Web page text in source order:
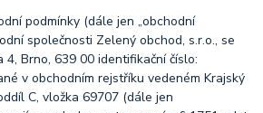
podmínky (dále jen „obchodní
společnosti Zelený obchod, s.r.o., se
4, Brno, 639 00 identifikační číslo:
v obchodním rejstříku vedeném Krajský
C, vložka 69707 (dále jen